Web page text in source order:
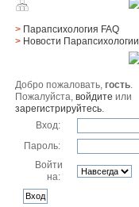
> Парапсихология FAQ
> Новости Парапсихологии
Добро пожаловать,гость.
Пожалуйста,войдите или
зарегистрируйтесь.
Вход:
Пароль:
Войти
на: